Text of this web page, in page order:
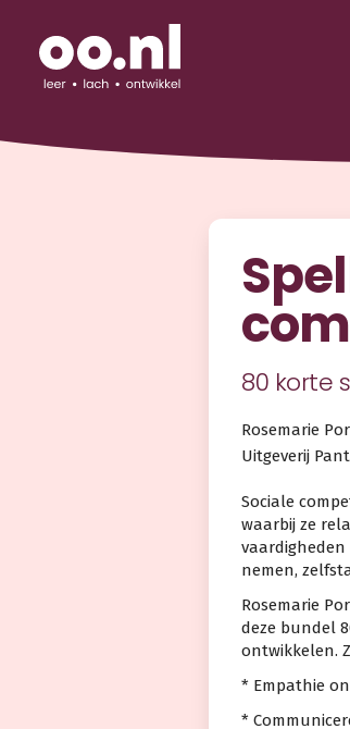
80 korte
Rosemarie
Uitgeverij
Sociale
waarbij ze
nemen,
Rosemarie
deze bundel
ontwikkelen.
* Empathie
*